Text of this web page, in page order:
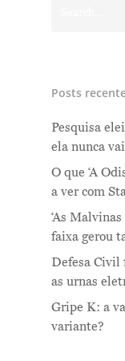
Posts
Pesquisa
ela nunca
O que ‘A
a ver com
‘As
faixa gerou
Defesa Civil
as urnas
Gripe K: a
variante?